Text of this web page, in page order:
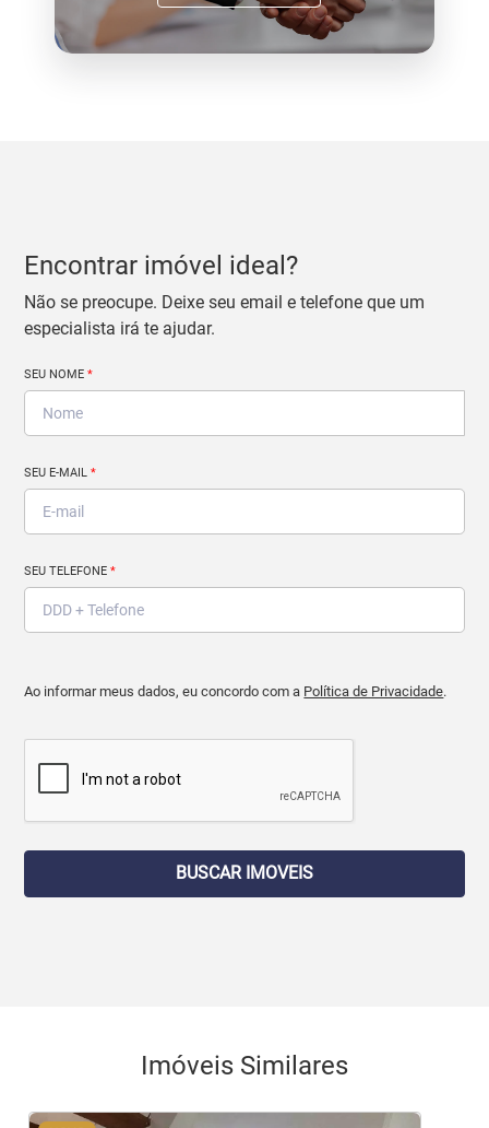
Encontrar imóvel ideal?
Não se preocupe. Deixe seu email e telefone que um
especialista irá te ajudar.
SEU NOME*
SEU E-MAIL*
SEU TELEFONE*
Ao informar meus dados, eu concordo com a Política de Privacidade.
BUSCAR IMOVEIS
Imóveis Similares